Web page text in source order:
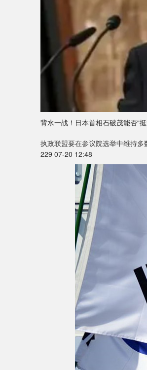
背水一战！日本首相石破茂能否“
执政联盟要在参议院选举中维持多
229 07-20 12:48